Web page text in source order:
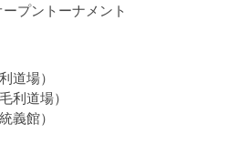
プントーナメント
場）
道場）
館）